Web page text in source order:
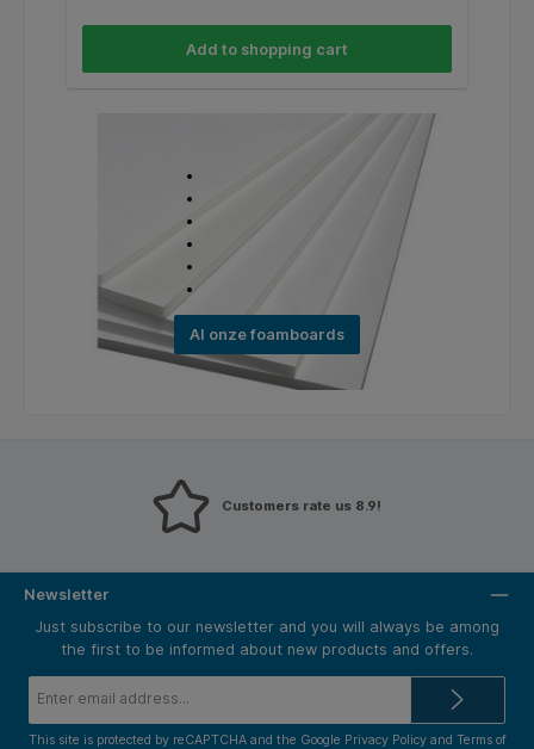
Add to shopping cart
Al onze foamboards
Customers rate us 8.9!
Newsletter
Just subscribe to our newsletter and you will always be among
the first to be informed about new products and offers.
This site is protected by reCAPTCHA and the Google Privacy Policyand Terms of